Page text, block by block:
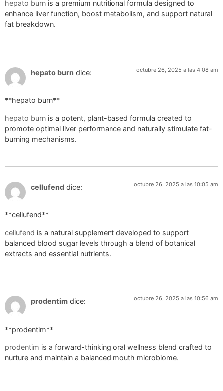
hepato burn is a premium nutritional formula designed to
enhance liver function, boost metabolism, and support natural
fat breakdown.
hepato burn dice: octubre 26, 2025 a las 4:08 am
** hepato burn**
hepato burn is a potent, plant-based formula created to
promote optimal liver performance and naturally stimulate fat-
burning mechanisms.
cellufend dice: octubre 26, 2025 a las 10:05 am
** cellufend**
cellufend is a natural supplement developed to support
balanced blood sugar levels through a blend of botanical
extracts and essential nutrients.
prodentim dice: octubre 26, 2025 a las 10:56 am
** prodentim**
prodentim is a forward-thinking oral wellness blend crafted to
nurture and maintain a balanced mouth microbiome.